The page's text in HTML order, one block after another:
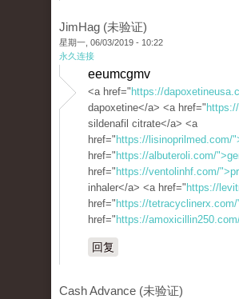
JimHag (未验证)
星期一, 06/03/2019 - 10:22
永久连接
eeumcgmv
<a href=" https://
dapoxetine</a> <a href="
sildenafil citrate</a> <a
href=" https://lisinoprilmed.com/
href=" https://albuteroli.com/
href=" https://ventolinhf.com/
inhaler</a> <a href=" https://
href=" https://
href=" https://
回复
Cash Advance (未验证)